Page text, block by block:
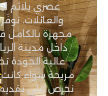
عصري يلائم
والعائلات.
مجهزة بالكامل
داخل مدينة
عالية الجودة
مريحة سواء
نحرص على